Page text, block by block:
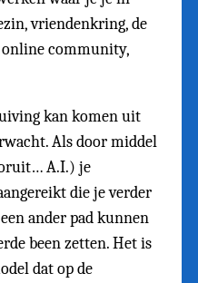
vriendenkring, de
online community,
kan komen uit
Als door middel
A.I.) je
die je verder
ander pad kunnen
been zetten. Het is
dat op de